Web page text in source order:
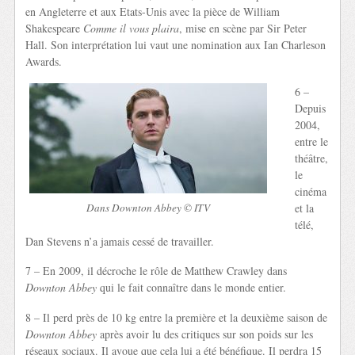
en Angleterre et aux Etats-Unis avec la pièce de William
Shakespeare Comme il vous plaira, mise en scène par Sir Peter
Hall. Son interprétation lui vaut une nomination aux Ian Charleson
Awards.
Dans Downton Abbey © ITV
6 –
Depuis
2004,
entre le
théâtre,
le
cinéma
et la
télé,
Dan Stevens n’a jamais cessé de travailler.
7 – En 2009, il décroche le rôle de Matthew Crawley dans
Downton Abbey qui le fait connaître dans le monde entier.
8 – Il perd près de 10 kg entre la première et la deuxième saison de
Downton Abbey après avoir lu des critiques sur son poids sur les
réseaux sociaux. Il avoue que cela lui a été bénéfique. Il perdra 15